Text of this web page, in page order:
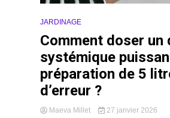
JARDINAGE
Comment doser un
systémique
préparation de 5
d’erreur ?
Maeva Millet 27 janvier 2026